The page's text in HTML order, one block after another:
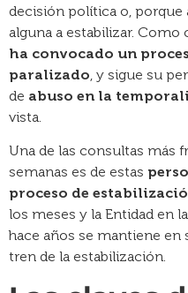
decisión política o, porque
alguna a estabilizar. Como
ha convocado un
paralizado , y sigue su
de abuso en la
vista.
Una de las consultas más
semanas es de estas
proceso de
los meses y la Entidad en
hace años se mantiene en
tren de la estabilización.